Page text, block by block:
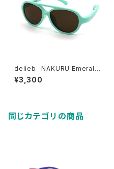
delieb -NAKURU Emeraldg
reen/Brown- BABYsize
¥3,300
同じカテゴリの商品